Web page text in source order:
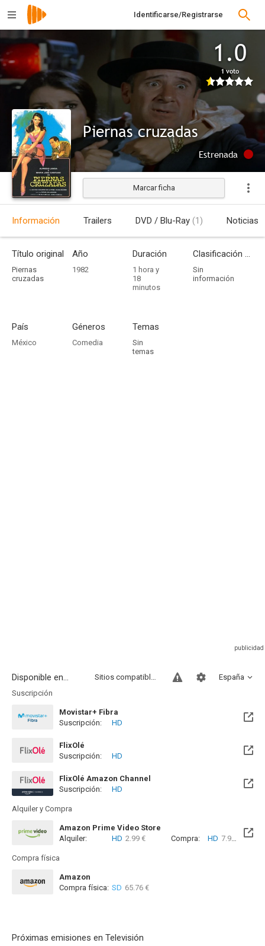
Identificarse/Registrarse
1.0
1 voto
Piernas cruzadas
Estrenada
Marcar ficha
Información Trailers DVD / Blu-Ray (1) Noticias
Título original
Piernas
cruzadas
Año
1982
Duración
1 hora y
18
minutos
Clasificación por edades
Sin
información
País
México
Géneros
Comedia
Temas
Sin
temas
Disponible en... España
Sitios compatibles
Suscripción
Movistar+ Fibra
Disponible hasta el Vie, 01 Ene 2100 (Quedan 73 años)
Suscripción: HD
FlixOlé
Suscripción:
HD
FlixOlé Amazon Channel
Suscripción:
HD
Alquiler y Compra
Amazon Prime Video Store
Alquiler:
HD 2.99 € Compra: HD 7.99 €
Compra física
Amazon
Compra física: SD 65.76 €
Próximas emisiones en Televisión